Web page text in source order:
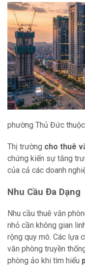
phường Thủ Đức
Thị trường cho thuê
chứng kiến sự tăng
của cả các doanh
Nhu Cầu Đa Dạng
Nhu cầu thuê văn
nhỏ cần không gian
rộng quy mô. Các lựa
văn phòng truyền
phòng ảo khi tìm hiểu